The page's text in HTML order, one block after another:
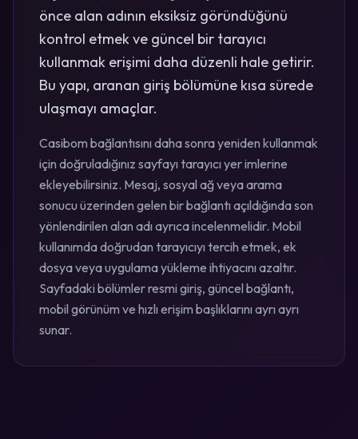
önce alan adının eksiksiz göründüğünü
kontrol etmek ve güncel bir tarayıcı
kullanmak erişimi daha düzenli hale getirir.
Bu yapı, aranan giriş bölümüne kısa sürede
ulaşmayı amaçlar.
Casibom bağlantısını daha sonra yeniden kullanmak
için doğruladığınız sayfayı tarayıcı yer imlerine
ekleyebilirsiniz. Mesaj, sosyal ağ veya arama
sonucu üzerinden gelen bir bağlantı açıldığında son
yönlendirilen alan adı ayrıca incelenmelidir. Mobil
kullanımda doğrudan tarayıcıyı tercih etmek, ek
dosya veya uygulama yükleme ihtiyacını azaltır.
Sayfadaki bölümler resmi giriş, güncel bağlantı,
mobil görünüm ve hızlı erişim başlıklarını ayrı ayrı
sunar.